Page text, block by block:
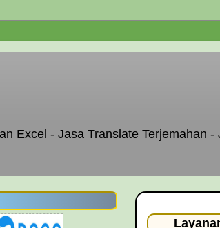
Excel - Jasa Translate Terjemahan -